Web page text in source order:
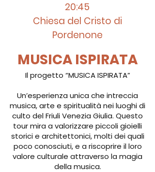
20:45
Chiesa del Cristo di
Pordenone
MUSICA ISPIRATA
Il progetto “MUSICA ISPIRATA”
Un’esperienza unica che intreccia
musica, arte e spiritualità nei luoghi di
culto del Friuli Venezia Giulia. Questo
tour mira a valorizzare piccoli gioielli
storici e architettonici, molti dei quali
poco conosciuti, e a riscoprire il loro
valore culturale attraverso la magia
della musica.